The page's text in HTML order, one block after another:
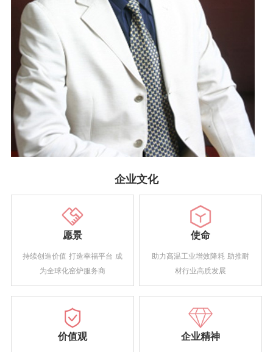
企业文化
愿景
持续创造价值 打造幸福平台 成
为全球化窑炉服务商
使命
助力高温工业增效降耗 助推耐
材行业高质发展
价值观 企业精神